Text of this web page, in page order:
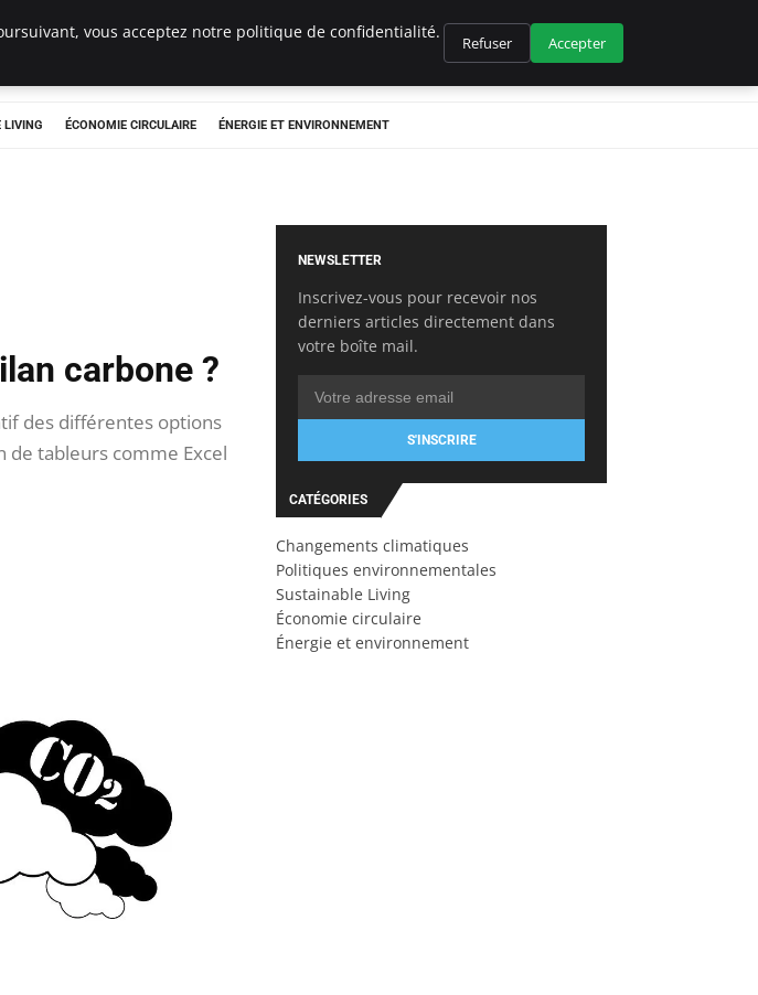
LIVING ÉCONOMIE CIRCULAIRE ÉNERGIE ET ENVIRONNEMENT
carbone ?
des différentes options
de tableurs comme Excel
NEWSLETTER
Inscrivez-vous pour recevoir nos
derniers articles directement dans
votre boîte mail.
S'INSCRIRE
CATÉGORIES
Changements climatiques
Politiques environnementales
Sustainable Living
Économie circulaire
Énergie et environnement
vous acceptez notre politique de confidentialité.
Refuser Accepter